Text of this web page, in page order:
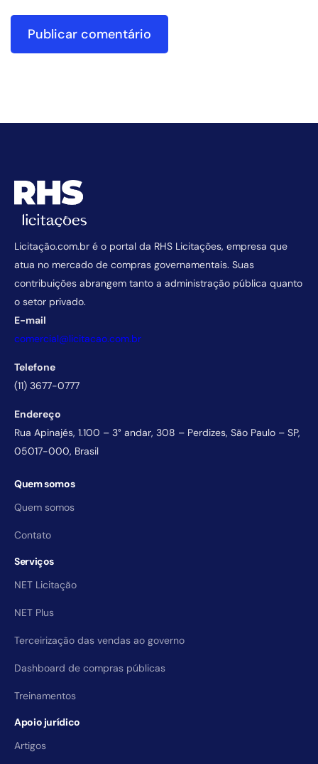
Licitação.com.br é o portal da RHS Licitações, empresa que
atua no mercado de compras governamentais. Suas
contribuições abrangem tanto a administração pública quanto
o setor privado.
E-mail
comercial@licitacao.com.br
Telefone
(11) 3677-0777
Endereço
Rua Apinajés, 1.100 – 3° andar, 308 – Perdizes, São Paulo – SP,
05017-000, Brasil
Quem somos
Quem somos
Contato
Serviços
NET Licitação
NET Plus
Terceirização das vendas ao governo
Dashboard de compras públicas
Treinamentos
Apoio jurídico
Artigos